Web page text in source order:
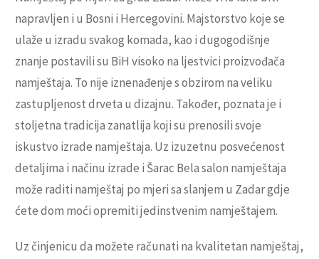
napravljen i u Bosni i Hercegovini. Majstorstvo koje se
ulaže u izradu svakog komada, kao i dugogodišnje
znanje postavili su BiH visoko na ljestvici proizvođača
namještaja. To nije iznenađenje s obzirom na veliku
zastupljenost drveta u dizajnu. Također, poznata je i
stoljetna tradicija zanatlija koji su prenosili svoje
iskustvo izrade namještaja. Uz izuzetnu posvećenost
detaljima i načinu izrade i Šarac Bela salon namještaja
može raditi namještaj po mjeri sa slanjem u Zadar gdje
ćete dom moći opremiti jedinstvenim namještajem.
Uz činjenicu da možete računati na kvalitetan namještaj,